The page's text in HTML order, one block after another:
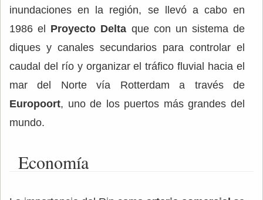
inundaciones en la región, se llevó a cabo en
1986 el Proyecto Delta que con un sistema de
diques y canales secundarios para controlar el
caudal del río y organizar el tráfico fluvial hacia el
mar del Norte vía Rotterdam a través de
Europoort, uno de los puertos más grandes del
mundo.
Economía